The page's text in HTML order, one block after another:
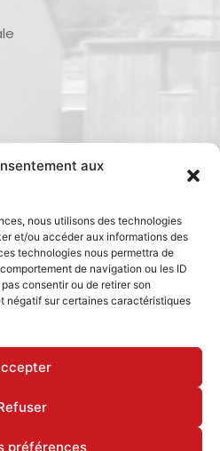
aux
nous utilisons des technologies
et/ou accéder aux informations des
technologies nous permettra de
de navigation ou les ID
consentir ou de retirer son
négatif sur certaines caractéristiques
préférences
civil
de confidentialité